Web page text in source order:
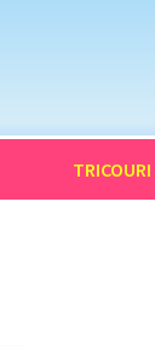
TRICOURI